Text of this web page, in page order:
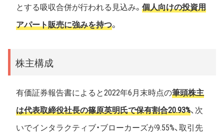
とする吸収合併が行われる見込み。 個人向けの投資用
アパート販売に強みを持つ。
株主構成
有価証券報告書によると2022年6月末時点の筆頭株主
は代表取締役社長の篠原英明氏で保有割合20.93%、次
いでインタラクティブ・ブローカーズが9.55%、取引先